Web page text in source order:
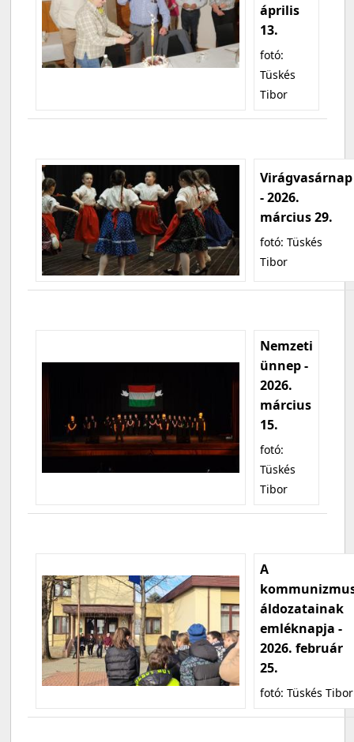
április
13.
fotó:
Tüskés
Tibor
Virágvasárnap
- 2026.
március 29.
fotó: Tüskés
Tibor
Nemzeti
ünnep -
2026.
március
15.
fotó:
Tüskés
Tibor
A
áldozatainak
emléknapja -
2026. február
25.
fotó: Tüskés Tibor